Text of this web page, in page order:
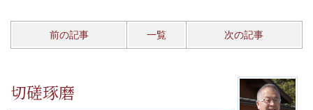
前の記事 一覧 次の記事
切磋琢磨